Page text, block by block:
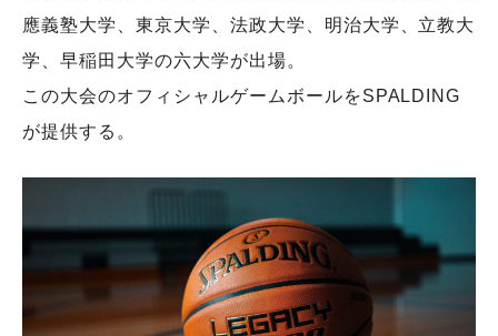
應義塾大学、東京大学、法政大学、明治大学、立教大
学、早稲田大学の六大学が出場。
この大会のオフィシャルゲームボールをSPALDING
が提供する。